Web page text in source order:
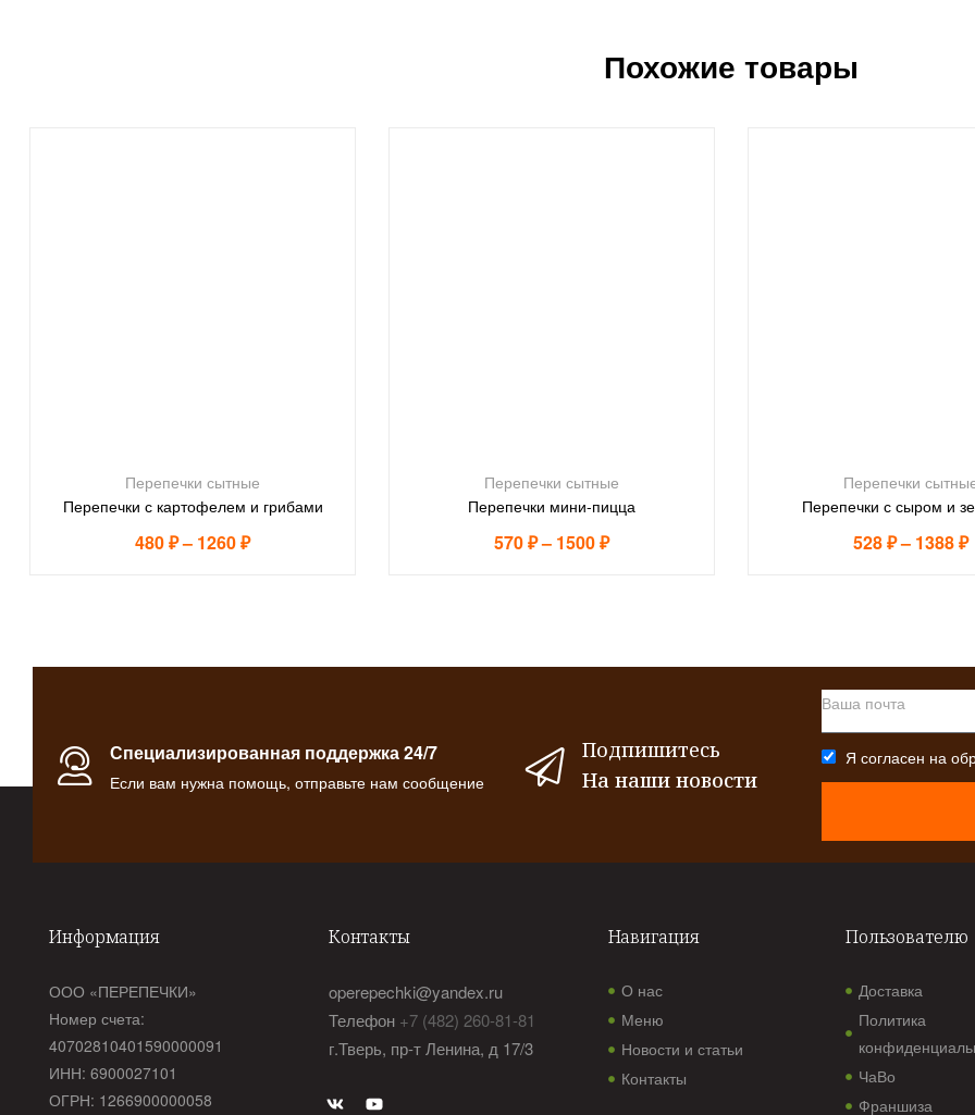
Похожие товары
Перепечки сытные
Перепечки с картофелем и грибами
480₽– 1260₽
Перепечки сытные
Перепечки мини-пицца
570₽– 1500₽
Перепечки
Перепечки с сыром и
528₽– 1388₽
Специализированная поддержка 24/7
Если вам нужна помощь, отправьте нам сообщение
Подпишитесь
На наши новости
Я согласен на
Информация
ООО «ПЕРЕПЕЧКИ»
Номер счета:
40702810401590000091
ИНН: 6900027101
ОГРН: 1266900000058
Контакты
operepechki@yandex.ru
Телефон +7 (482) 260-81-81
г.Тверь, пр-т Ленина, д 17/3
Навигация
О нас
Меню
Новости и статьи
Контакты
Пользователю
Доставка
Политика
ЧаВо
Франшиза